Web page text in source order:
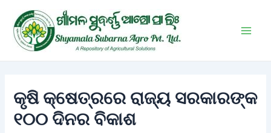
content
କୃଷି କ୍ଷେତ୍ରରେ ରାଜ୍ୟ ସରକାରଙ୍କ
୧୦୦ ଦିନର ବିକାଶ
navigation